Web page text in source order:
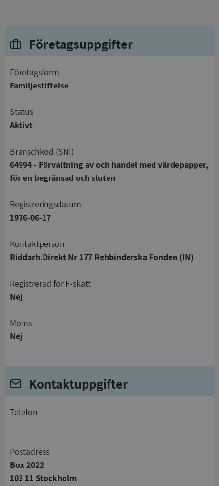
Företagsuppgifter
företagsform
Familjestiftelse
status
Aktivt
branschkod (SNI)
64994 - Förvaltning av och handel med värdepapper,
för en begränsad och sluten
registreringsdatum
1976-06-17
Kontaktperson
Riddarh.Direkt Nr 177 Rehbinderska Fonden (IN)
registrerad för F-skatt
Nej
Moms
Nej
Kontaktuppgifter
telefon
Postadress
Box 2022
103 11 Stockholm